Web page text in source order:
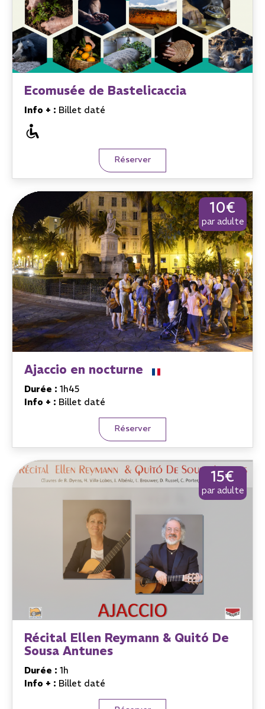
Ecomusée de Bastelicaccia
Info + : Billet daté
Réserver
Ajaccio en nocturne
10€
par adulte
Durée : 1h45
Info + : Billet daté
Réserver
Récital Ellen Reymann & Quitó De
Sousa Antunes
15€
par adulte
Durée : 1h
Info + : Billet daté